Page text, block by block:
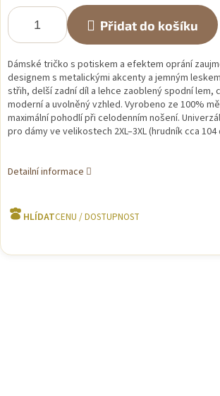
Přidat do košíku
Dámské tričko s potiskem a efektem oprání
designem s metalickými akcenty a jemným
střih, delší zadní díl a lehce zaoblený spodní lem,
moderní a uvolněný vzhled. Vyrobeno ze 100%
maximální pohodlí při celodenním nošení.
pro dámy ve velikostech 2XL–3XL (hrudník cca 104
Detailní informace
HLÍDAT